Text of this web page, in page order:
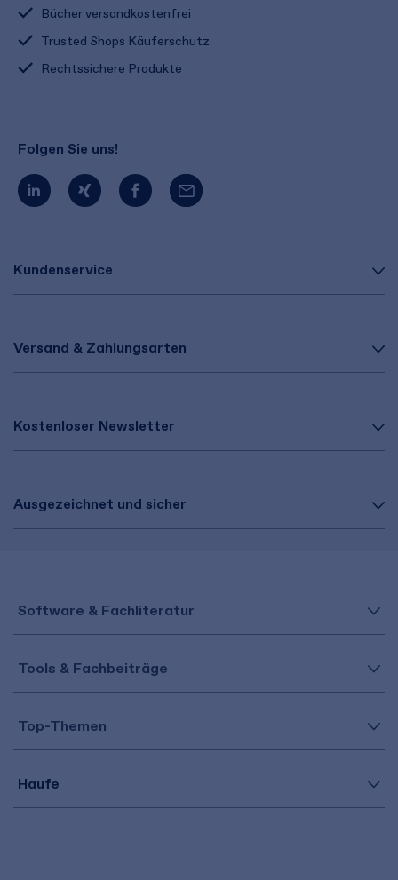
Kundenservice
Versand & Zahlungsarten
Kostenloser Newsletter
Ausgezeichnet und sicher
Bücher versandkostenfrei
Trusted Shops Käuferschutz
Rechtssichere Produkte
Folgen Sie uns!
Software & Fachliteratur
Tools & Fachbeiträge
Top-Themen
Haufe